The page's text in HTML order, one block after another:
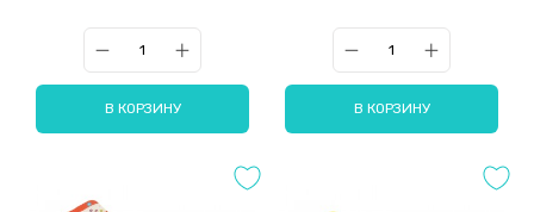
В КОРЗИНУ В КОРЗИНУ